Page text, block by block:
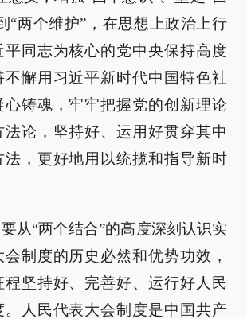
“两个维护”，在思想上政治上行
同志为核心的党中央保持高度
懈用习近平新时代中国特色社
铸魂，牢牢把握党的创新理论
法论，坚持好、运用好贯穿其中
法，更好地用以统揽和指导新时
从“两个结合”的高度深刻认识实
制度的历史必然和优势功效，
坚持好、完善好、运行好人民
。人民代表大会制度是中国共产